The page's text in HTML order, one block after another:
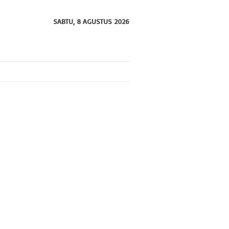
SABTU, 8 AGUSTUS 2026